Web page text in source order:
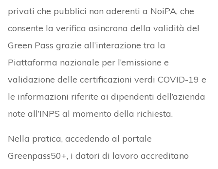
privati che pubblici non aderenti a NoiPA, che
consente la verifica asincrona della validità del
Green Pass grazie all’interazione tra la
Piattaforma nazionale per l’emissione e
validazione delle certificazioni verdi COVID-19 e
le informazioni riferite ai dipendenti dell’azienda
note all’INPS al momento della richiesta.
Nella pratica, accedendo al portale
Greenpass50+, i datori di lavoro accreditano